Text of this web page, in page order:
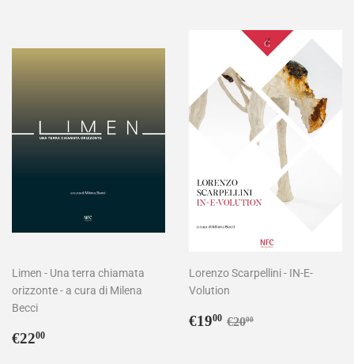
Limen - Una terra chiamata
orizzonte - a cura di Milena
Becci
Prezzo
€2200
Lorenzo Scarpellini - IN-E-
Volution
Prezzo
€1900 €19,00
Prezzo di listino
€2000